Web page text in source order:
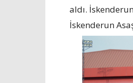
aldı.
İskenderun